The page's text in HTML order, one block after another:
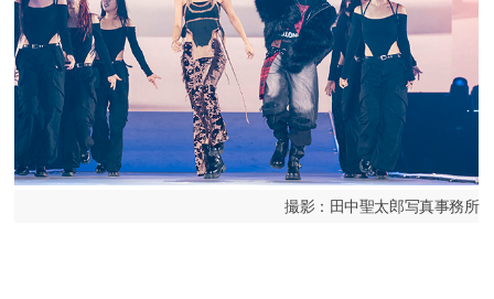
撮影：田中聖太郎写真事務所